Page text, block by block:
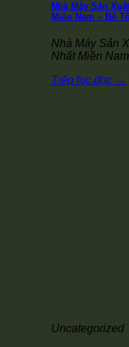
Nhà Máy Sản
Miền Nam – Bê
Nhà Máy Sản
Nhất Miền
Tiếp tục đọc →
Uncategorized